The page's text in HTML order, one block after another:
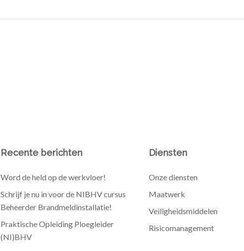
Recente berichten
Word de held op de werkvloer!
Schrijf je nu in voor de NIBHV cursus
Beheerder Brandmeldinstallatie!
Praktische Opleiding Ploegleider
(NI)BHV
Diensten
Onze diensten
Maatwerk
Veiligheidsmiddelen
Risicomanagement